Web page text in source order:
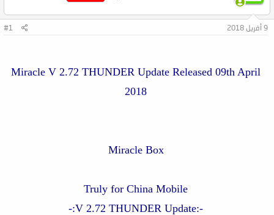
ل
م
و
ل
9 أفريل 2018 #1
Miracle V 2.72 THUNDER Update Released 09th April
2018
Miracle Box
Truly for China Mobile
-:V 2.72 THUNDER Update:-